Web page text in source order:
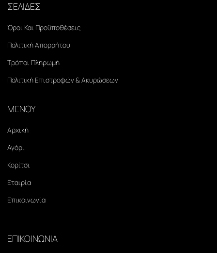
ΣΕΛΙΔΕΣ
Όροι Και Προϋποθέσεις
Πολιτική Απορρήτου
Τρόποι Πληρωμή
Πολιτική Επιστροφών & Ακυρώσεων
ΜΕΝΟΥ
Αρχική
Αγόρι
Κορίτσι
Εταιρία
Επικοινωνία
ΕΠΙΚΟΙΝΩΝΙΑ